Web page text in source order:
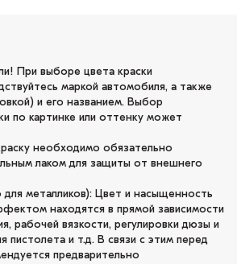
При выборе цвета краски
маркой автомобиля, а также
и его названием. Выбор
по картинке или оттенку может
необходимо обязательно
лаком для защиты от внешнего
металликов): Цвет и насыщенность
находятся в прямой зависимости
рабочей вязкости, регулировки дюзы и
пистолета и т.д. В связи с этим перед
предварительно